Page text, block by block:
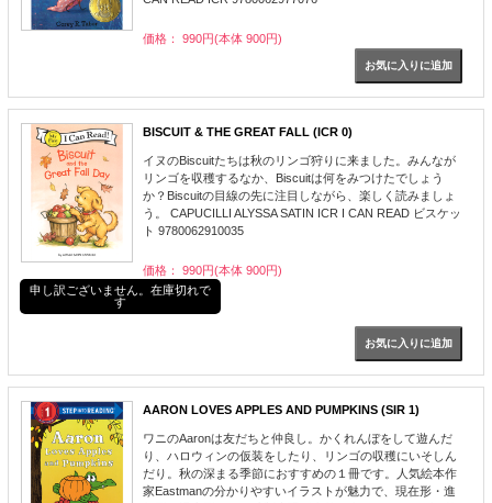
価格： 990円(本体 900円)
BISCUIT & THE GREAT FALL (ICR 0)
イヌのBiscuitたちは秋のリンゴ狩りに来ました。みんなが
リンゴを収穫するなか、Biscuitは何をみつけたでしょう
か？Biscuitの目線の先に注目しながら、楽しく読みましょ
う。 CAPUCILLI ALYSSA SATIN ICR I CAN READ ビスケッ
ト 9780062910035
価格： 990円(本体 900円)
申し訳ございません。在庫切れで
す
AARON LOVES APPLES AND PUMPKINS (SIR 1)
ワニのAaronは友だちと仲良し。かくれんぼをして遊んだ
り、ハロウィンの仮装をしたり、リンゴの収穫にいそしん
だり。秋の深まる季節におすすめの１冊です。人気絵本作
家Eastmanの分かりやすいイラストが魅力で、現在形・進